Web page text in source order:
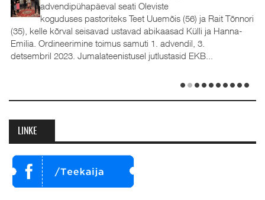
advendipühapäeval seati Oleviste
koguduses pastoriteks Teet Uuemõis (56) ja Rait Tõnnori
(35), kelle kõrval seisavad ustavad abikaasad Külli ja Hanna-
Emilia. Ordineerimine toimus samuti 1. advendil, 3.
detsembril 2023. Jumalateenistusel jutlustasid EKB...
LINKE